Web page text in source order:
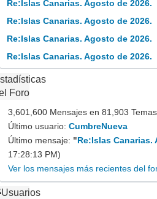
Re:Islas Canarias. Agosto de 2026.
Re:Islas Canarias. Agosto de 2026.
Re:Islas Canarias. Agosto de 2026.
Re:Islas Canarias. Agosto de 2026.
Foro
3,601,600 Mensajes en 81,903
Último usuario: CumbreNueva
Último mensaje: "Re:Islas Canarias.
17:28:13 PM)
Ver los mensajes más recientes del
Usuarios